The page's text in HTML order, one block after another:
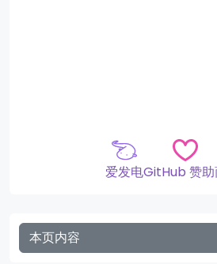
爱发电GitHub 赞助
本页内容